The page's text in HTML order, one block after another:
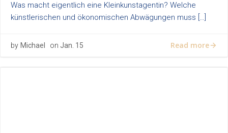
Was macht eigentlich eine Kleinkunstagentin? Welche
künstlerischen und ökonomischen Abwägungen muss […]
by Michael on Jan. 15 Read more